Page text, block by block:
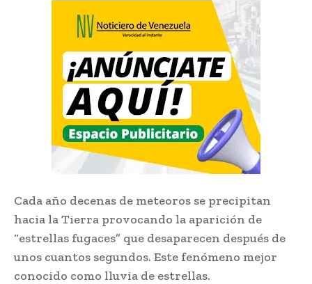
Cada año decenas de meteoros se precipitan
hacia la Tierra provocando la aparición de
“estrellas fugaces” que desaparecen después de
unos cuantos segundos. Este fenómeno mejor
conocido como lluvia de estrellas.